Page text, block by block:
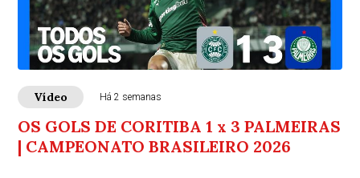
Vídeo Há 2 semanas
OS GOLS DE CORITIBA 1 x 3 PALMEIRAS
| CAMPEONATO BRASILEIRO 2026